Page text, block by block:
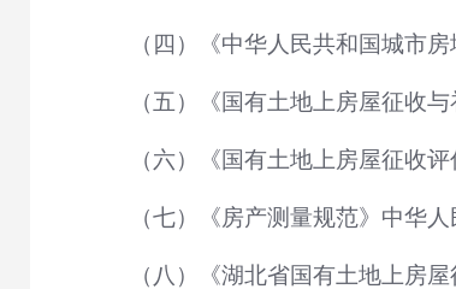
（四）《中华人民共和国城市房
（五）《国有土地上房屋征收
（六）《国有土地上房屋征收
（七）《房产测量规范》中华
（八）《湖北省国有土地上房